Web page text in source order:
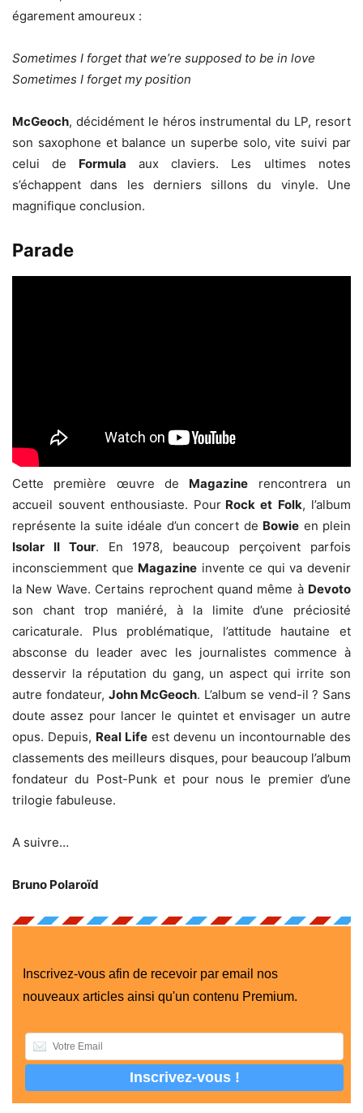
égarement amoureux :
Sometimes I forget that we’re supposed to be in love
Sometimes I forget my position
McGeoch, décidément le héros instrumental du LP, resort
son saxophone et balance un superbe solo, vite suivi par
celui de Formula aux claviers. Les ultimes notes
s’échappent dans les derniers sillons du vinyle. Une
magnifique conclusion.
Parade
Cette première œuvre de Magazine rencontrera un
accueil souvent enthousiaste. PourRock et Folk, l’album
représente la suite idéale d’un concert de Bowie en plein
Isolar II Tour. En 1978, beaucoup perçoivent parfois
inconsciemment que Magazine invente ce qui va devenir
la New Wave. Certains reprochent quand même à Devoto
son chant trop maniéré, à la limite d’une préciosité
caricaturale. Plus problématique, l’attitude hautaine et
absconse du leader avec les journalistes commence à
desservir la réputation du gang, un aspect qui irrite son
autre fondateur, John McGeoch. L’album se vend-il ? Sans
doute assez pour lancer le quintet et envisager un autre
opus. Depuis, Real Life est devenu un incontournable des
classements des meilleurs disques, pour beaucoup l’album
fondateur du Post-Punk et pour nous le premier d’une
trilogie fabuleuse.
A suivre…
Bruno Polaroïd
Inscrivez-vous afin de recevoir par email nos
nouveaux articles ainsi qu'un contenu Premium.